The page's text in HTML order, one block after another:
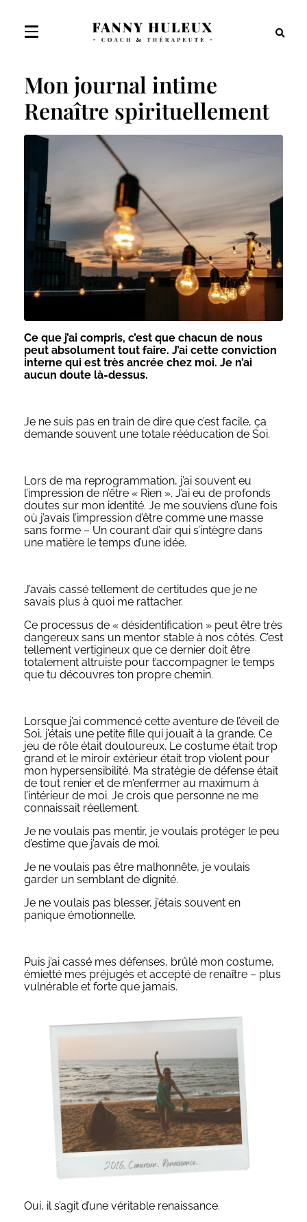
Mon journal intime
Renaître spirituellement
Ce que j’ai compris, c’est que chacun de nous
peut absolument tout faire. J’ai cette conviction
interne qui est très ancrée chez moi. Je n’ai
aucun doute là-dessus.
Je ne suis pas en train de dire que c’est facile, ça
demande souvent une totale rééducation de Soi.
Lors de ma reprogrammation, j’ai souvent eu
l’impression de n’être « Rien ». J’ai eu de profonds
doutes sur mon identité. Je me souviens d’une fois
où j’avais l’impression d’être comme une masse
sans forme – Un courant d’air qui s’intègre dans
une matière le temps d’une idée.
J’avais cassé tellement de certitudes que je ne
savais plus à quoi me rattacher.
Ce processus de « désidentification » peut être très
dangereux sans un mentor stable à nos côtés. C’est
tellement vertigineux que ce dernier doit être
totalement altruiste pour t’accompagner le temps
que tu découvres ton propre chemin.
Lorsque j’ai commencé cette aventure de l’éveil de
Soi, j’étais une petite fille qui jouait à la grande. Ce
jeu de rôle était douloureux. Le costume était trop
grand et le miroir extérieur était trop violent pour
mon hypersensibilité. Ma stratégie de défense était
de tout renier et de m’enfermer au maximum à
l’intérieur de moi. Je crois que personne ne me
connaissait réellement.
Je ne voulais pas mentir, je voulais protéger le peu
d’estime que j’avais de moi.
Je ne voulais pas être malhonnête, je voulais
garder un semblant de dignité.
Je ne voulais pas blesser, j’étais souvent en
panique émotionnelle.
Puis j’ai cassé mes défenses, brûlé mon costume,
émietté mes préjugés et accepté de renaître – plus
vulnérable et forte que jamais.
Oui, il s’agit d’une véritable renaissance.